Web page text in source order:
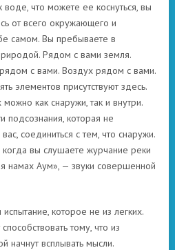
воде, что можете ее коснуться, вы
от всего окружающего и
самом. Вы пребываете в
Рядом с вами земля.
с вами. Воздух рядом с вами.
элементов присутствуют здесь.
можно как снаружи, так и внутри.
подсознания, которая не
соединиться с тем, что снаружи.
когда вы слушаете журчание реки
намах Аум», — звуки совершенной
которое не из легких.
тому, что из
начнут всплывать мысли.